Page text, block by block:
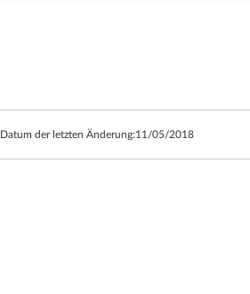
Datum der letzten Änderung:11/05/2018